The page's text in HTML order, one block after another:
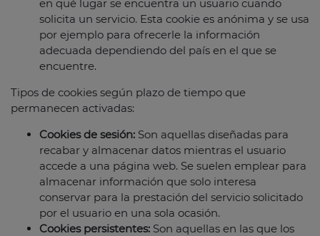
en qué lugar se encuentra un usuario cuando
solicita un servicio. Esta cookie es anónima y se usa
por ejemplo para ofrecerle la información
adecuada dependiendo del país en el que se
encuentre.
Tipos de cookies según plazo de tiempo que
permanecen activadas:
Cookies de sesión: Son aquellas diseñadas para
recabar y almacenar datos mientras el usuario
accede a una página web. Se suelen emplear para
almacenar información que solo interesa
conservar para la prestación del servicio solicitado
por el usuario en una sola ocasión.
Cookies persistentes: Son aquellas en las que los